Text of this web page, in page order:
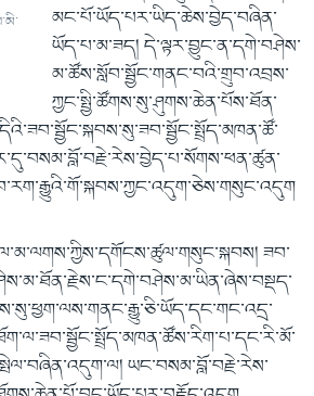
མང་པོ་ཡོད་པར་ཡིད་ཆེས་བྱེད་བཞིན་
ཡོད་པ་མ་ཟད། དེ་ལྟར་བྱུང་ན་དགེ་བཤེས་
མ་ཚོས་སློབ་སྦྱོང་གནང་བའི་གྲུབ་འབྲས་
ཀྱང་སྤྱི་ཚོགས་སུ་ཤུགས་ཆེན་པོས་ཐོན་
ཟབ་
ཡང་བསམ་བློ་བརྗེ་རེས་